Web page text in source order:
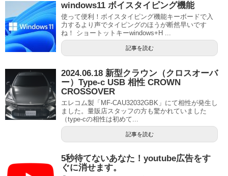
windows11 ボイスタイピング機能
使って便利！ボイスタイピング機能キーボードで入
力するより声でタイピングのほうが断然早いです
ね！ ショートットキーwindows+H ...
記事を読む
2024.06.18 新型クラウン（クロスオーバ
ー）Type-c USB 相性 CROWN
CROSSOVER
エレコム製「MF-CAU32032GBK」にて相性が発生し
ました。量販店スタッフの方も驚かれていました
（type-cの相性は初めて...
記事を読む
5秒待てないあなた！youtube広告をす
ぐに消せます。